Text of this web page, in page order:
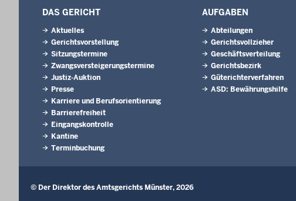
DAS GERICHT
Aktuelles
Gerichtsvorstellung
Sitzungstermine
Zwangsversteigerungs­termine
Justiz-Auktion
Presse
Karriere und Berufsorientierung
Barrierefreiheit
Eingangskontrolle
Kantine
Terminbuchung
AUFGABEN
Abteilungen
Gerichtsvollzieher
Geschäftsverteilung
Gerichtsbezirk
Güterichterverfahren
ASD: Bewährungshilfe
© Der Direktor des Amtsgerichts Münster, 2026